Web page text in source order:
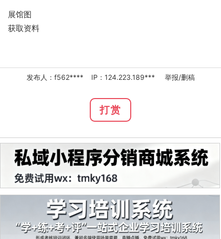
展馆图
获取资料
发布人：f562**** IP：124.223.189*** 举报/删稿
打赏